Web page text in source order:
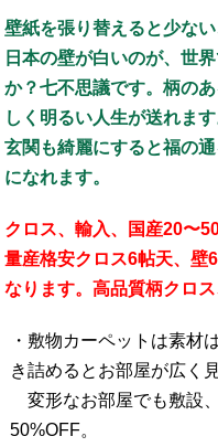
壁紙を張り替えると少な
日本の壁が白いのが、世
か？七不思議です。柄の
しく明るい人生が送れます
玄関も綺麗にすると福の
になれます。
クロス、輸入、国産20〜
量産格安クロス6帖天、壁
なります。高品質柄クロ
・敷物カーペットは素材
き詰めるとお部屋が広く
変形なお部屋でも敷設
50%OFF。